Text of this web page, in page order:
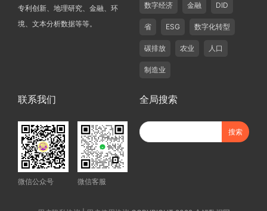
专利创新、地理研究、金融、环
境、文本分析数据等等。
数字经济 金融 DID
省 ESG 数字化转型
碳排放 农业 人口
制造业
联系我们
微信公众号 微信客服
全局搜索